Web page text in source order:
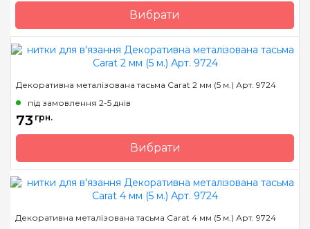
Вибрати
Бренд
Madeira
Країна виробник
Німеччина
Декоративна металізована тасьма Carat 2 мм (5 м.) Арт. 9724
під замовлення 2-5 днів
73 грн.
Вибрати
Бренд
Madeira
Країна виробник
Німеччина
Декоративна металізована тасьма Carat 4 мм (5 м.) Арт. 9724